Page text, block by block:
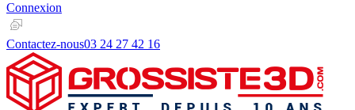
Connexion
Contactez-nous03 24 27 42 16